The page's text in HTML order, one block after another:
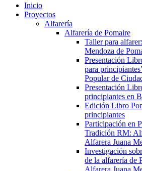
Inicio
Proyectos
Alfarería
Alfarería de Pomaire
Taller para
Mendoza de
Presentación
para
Popular de
Presentación
principiantes en
Edición Libro
principiantes
Participación en
Tradición RM:
Alfarera Juana
Investigación
de la alfarería de
Alfarera Juana